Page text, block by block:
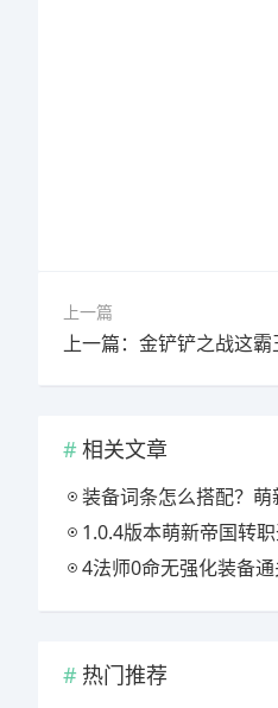
上一篇
上一篇：金铲铲之战这
相关文章
装备词条怎么搭配？
1.0.4版本萌新帝国转
4法师0命无强化装备
热门推荐